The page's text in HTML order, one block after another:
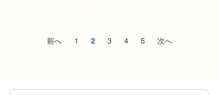
前へ 1 2 3 4 5 次へ